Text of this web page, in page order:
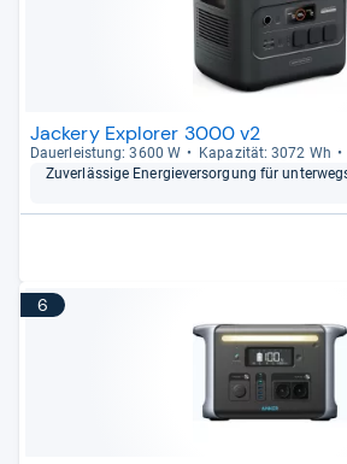
Jackery Explorer 3000 v2
Dau­er­leis­tung: 3600 W Kapa­zi­tät: 3072 Wh
Zuver­läs­sige Ener­gie­ver­sor­gung für
6